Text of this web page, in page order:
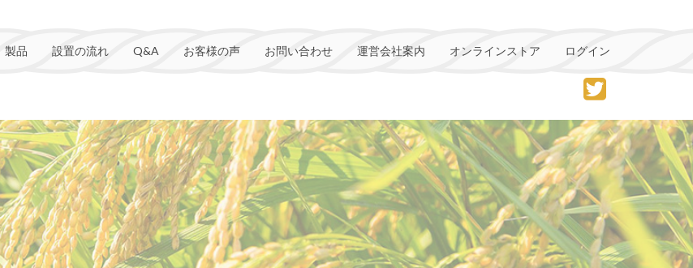
ログイン
オンラインストア
運営会社案内
お問い合わせ
お客様の声
Q&A
設置の流れ
製品